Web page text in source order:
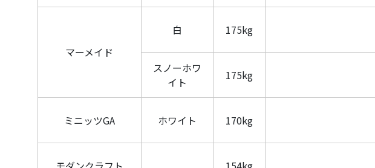
マーメイド
白 175kg
スノーホワ
イト
175kg
ミニッツGA ホワイト 170kg